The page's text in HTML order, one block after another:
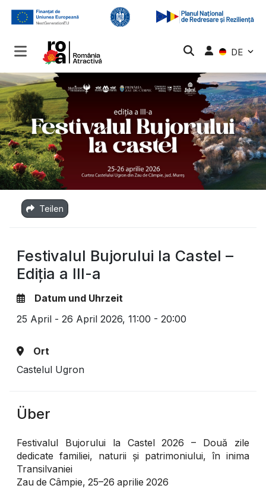
DE
Teilen
Festivalul Bujorului la Castel –
Ediția a III-a
Datum und Uhrzeit
25 April - 26 April 2026, 11:00 - 20:00
Ort
Castelul Ugron
Über
Festivalul Bujorului la Castel 2026 – Două zile
dedicate familiei, naturii și patrimoniului, în inima
Transilvaniei
Zau de Câmpie, 25–26 aprilie 2026